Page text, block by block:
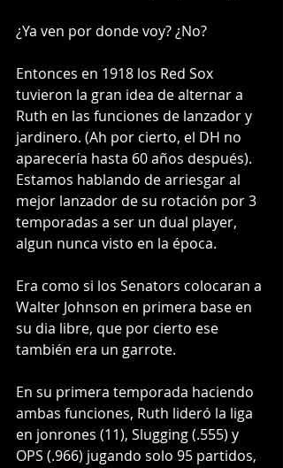
¿Ya ven por donde voy? ¿No?
Entonces en 1918 los Red Sox
tuvieron la gran idea de alternar a
Ruth en las funciones de lanzador y
jardinero. (Ah por cierto, el DH no
aparecería hasta 60 años después).
Estamos hablando de arriesgar al
mejor lanzador de su rotación por 3
temporadas a ser un dual player,
algun nunca visto en la época.
Era como si los Senators colocaran a
Walter Johnson en primera base en
su dia libre, que por cierto ese
también era un garrote.
En su primera temporada haciendo
ambas funciones, Ruth lideró la liga
en jonrones (11), Slugging (.555) y
OPS (.966) jugando solo 95 partidos,